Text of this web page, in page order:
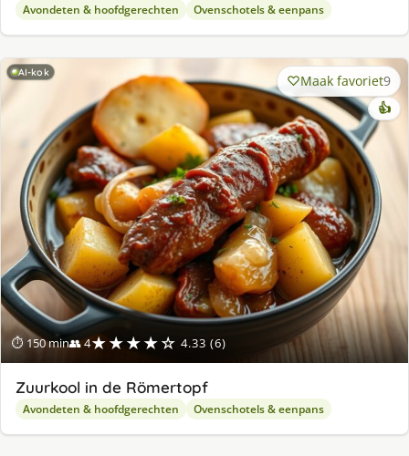
Avondeten & hoofdgerechten Ovenschotels & eenpans
AI-kok
⏱ 150 min👥 4★★★★☆ 4.33 (6)
Maak favoriet9
👍
Zuurkool in de Römertopf
Avondeten & hoofdgerechten Ovenschotels & eenpans